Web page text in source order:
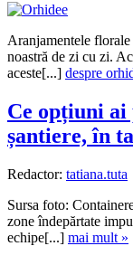
Aranjamentele
noastră de zi cu zi.
aceste[...] despre
Ce opțiuni ai
șantiere, în
Redactor: tatiana.tuta
Sursa foto:
zone îndepărtate
echipe[...] mai mult »